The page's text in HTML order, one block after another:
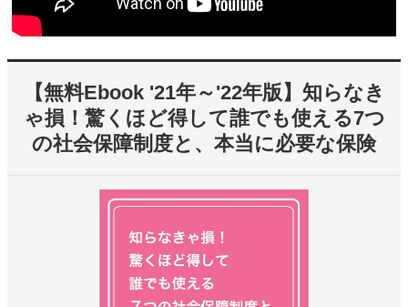
【無料Ebook '21年～'22年版】知らなき
ゃ損！驚くほど得して誰でも使える7つ
の社会保障制度と、本当に必要な保険